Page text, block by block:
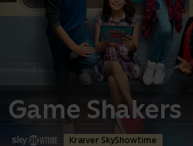
Game Shakers
Kræver SkyShowtime